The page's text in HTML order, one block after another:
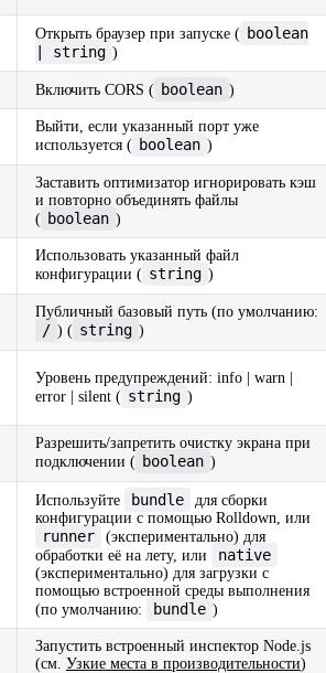
Открыть браузер при запуске ( boolean
| string )
Включить CORS ( boolean )
Выйти, если указанный порт уже
используется ( boolean )
Заставить оптимизатор игнорировать кэш
и повторно объединять файлы
( boolean )
Использовать указанный файл
конфигурации ( string )
Публичный базовый путь (по умолчанию:
/ ) ( string )
Уровень предупреждений: info | warn |
error | silent ( string )
Разрешить/запретить очистку экрана при
подключении ( boolean )
Используйте bundle
для сборки
конфигурации с помощью Rolldown, или
runner
(экспериментально) для
обработки её на лету, или
native
(экспериментально) для загрузки с
помощью встроенной среды выполнения
(по умолчанию:
bundle )
Запустить встроенный инспектор Node.js
(см. Узкие места в производительности)